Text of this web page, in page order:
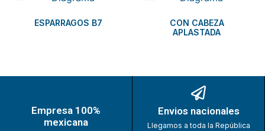
ESPARRAGOS B7
CON CABEZA
APLASTADA
Empresa 100%
mexicana
Envios nacionales
Llegamos a toda la República